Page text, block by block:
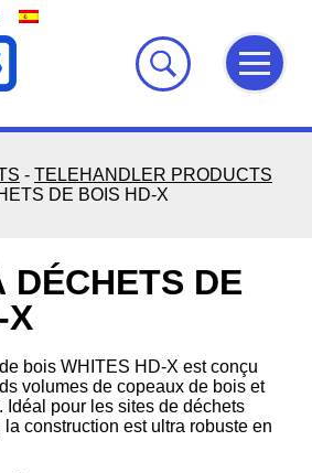
- TELEHANDLER PRODUCTS
DE BOIS HD-X
DÉCHETS DE
X
bois WHITES HD-X est conçu
volumes de copeaux de bois et
Idéal pour les sites de déchets
construction est ultra robuste en